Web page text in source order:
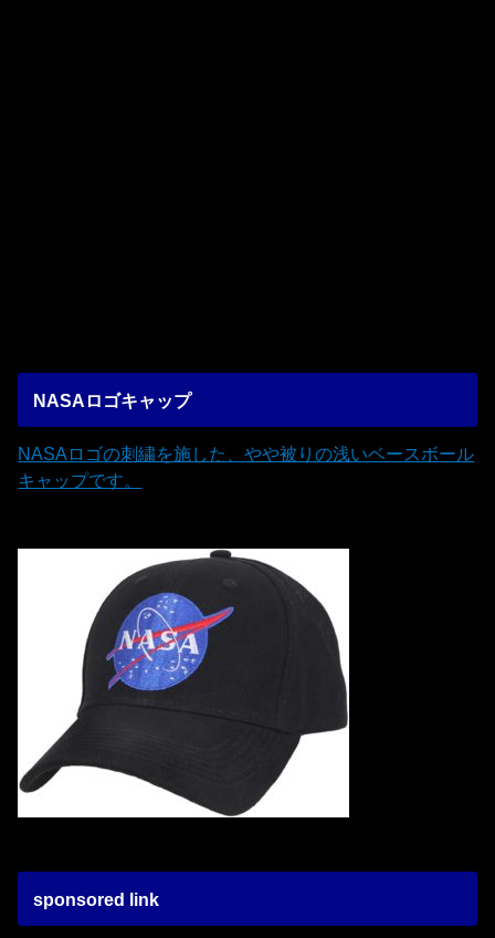
NASAロゴキャップ
NASAロゴの刺繍を施した、やや被りの浅いベースボール
キャップです。
sponsored link